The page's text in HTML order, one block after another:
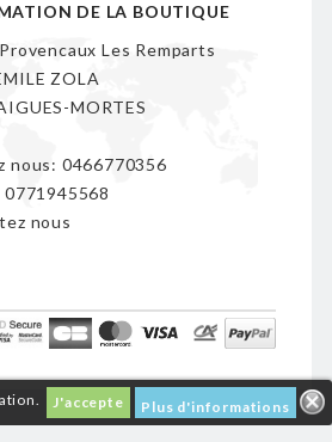
J'accepte Plus d'informations
DE LA BOUTIQUE
Les Remparts
ZOLA
MORTES
nous: 0466770356
0771945568
nous